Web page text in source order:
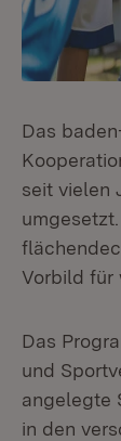
Das
seit vielen
Vorbild für
Das
und
angelegte
in den